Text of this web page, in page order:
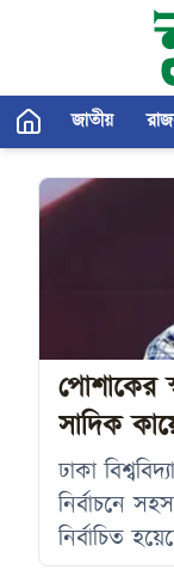
জাতীয়
পোশাকের
সাদিক
ঢাকা
নির্বাচনে
নির্বাচিত
শিক্ষার্থী